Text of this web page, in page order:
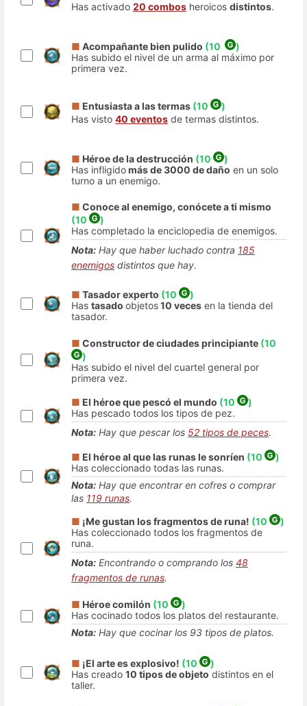
Has activado 20 combos heroicos distintos.
■ Acompañante bien pulido (10
)
Has subido el nivel de un arma al máximo por
primera vez.
■ Entusiasta a las termas (10
)
Has visto 40 eventos de termas distintos.
■ Héroe de la destrucción (10
)
Has infligidomás de 3000 de daño en un solo
turno a un enemigo.
■ Conoce al enemigo, conócete a ti mismo
(10
)
Has completado la enciclopedia de enemigos.
Nota: Hay que haber luchado contra 185
enemigos distintos que hay.
■ Tasador experto (10
)
Has tasado objetos10 veces en la tienda del
tasador.
■ Constructor de ciudades principiante (10
)
Has subido el nivel del cuartel general por
primera vez.
■ El héroe que pescó el mundo (10
)
Has pescado todos los tipos de pez.
Nota: Hay que pescar los 52 tipos de peces.
■ El héroe al que las runas le sonríen (10
)
Has coleccionado todas las runas.
Nota: Hay que encontrar en cofres o comprar
las 119 runas.
■ ¡Me gustan los fragmentos de runa! (10
)
Has coleccionado todos los fragmentos de
runa.
Nota: Encontrando o comprando los 48
fragmentos de runas.
■ Héroe comilón (10
)
Has cocinado todos los platos del restaurante.
Nota: Hay que cocinar los 93 tipos de platos.
■ ¡El arte es explosivo! (10
)
Has creado 10 tipos de objeto distintos en el
taller.